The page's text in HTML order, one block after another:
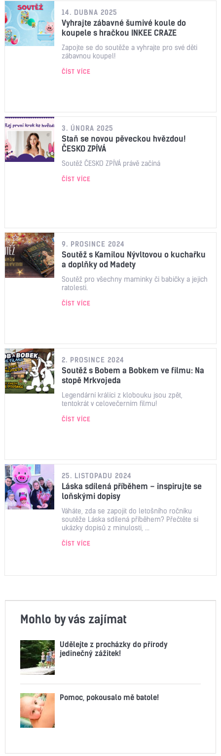
14. DUBNA 2025
Vyhrajte zábavné šumivé koule do
koupele s hračkou INKEE CRAZE
Zapojte se do soutěže a vyhrajte pro své děti
zábavnou koupel!
ČÍST VÍCE
3. ÚNORA 2025
Staň se novou pěveckou hvězdou!
ČESKO ZPÍVÁ
Soutěž ČESKO ZPÍVÁ právě začíná
ČÍST VÍCE
9. PROSINCE 2024
Soutěž s Kamilou Nývltovou o kuchařku
a doplňky od Madety
Soutěž pro všechny maminky či babičky a jejich
ratolesti.
ČÍST VÍCE
2. PROSINCE 2024
Soutěž s Bobem a Bobkem ve filmu: Na
stopě Mrkvojeda
Legendární králíci z klobouku jsou zpět,
tentokrát v celovečerním filmu!
ČÍST VÍCE
25. LISTOPADU 2024
Láska sdílená příběhem – inspirujte se
loňskými dopisy
Váháte, zda se zapojit do letošního ročníku
soutěže Láska sdílená příběhem? Přečtěte si
ukázky dopisů z minulosti, ...
ČÍST VÍCE
Mohlo by vás zajímat
Udělejte z procházky do přírody
jedinečný zážitek!
Pomoc, pokousalo mě batole!